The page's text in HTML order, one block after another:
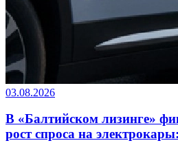
03.08.2026
В «Балтийском лизинге»
рост спроса на